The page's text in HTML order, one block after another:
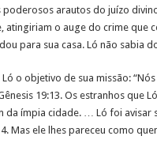
poderosos arautos do juízo
atingiriam o auge do crime que
para sua casa. Ló não sabia
o objetivo de sua missão:
19:13. Os estranhos
da ímpia cidade. … Ló foi avisar
Mas ele lhes pareceu como